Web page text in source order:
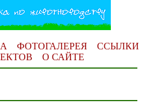
ФОТОГАЛЕРЕЯ
ССЫЛКИ
О САЙТЕ